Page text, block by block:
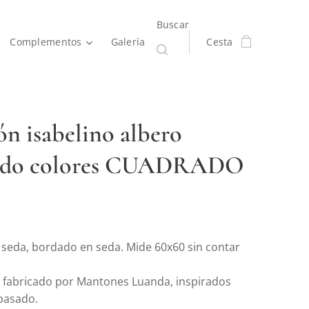
Complementos Galería
Buscar
Cesta
isabelino albero
colores CUADRADO
bordado en seda. Mide 60x60 sin contar
fabricado por Mantones Luanda, inspirados